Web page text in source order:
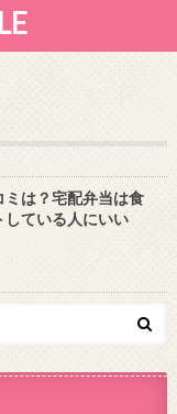
ミは？宅配弁当は食
ている人にいい